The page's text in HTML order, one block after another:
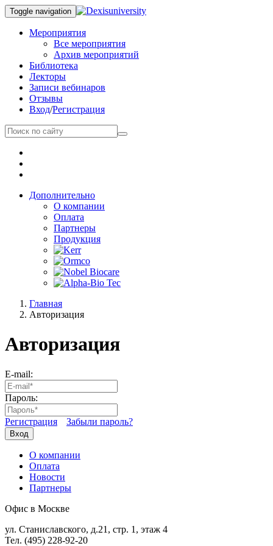
Toggle navigation
Мероприятия
Все мероприятия
Архив мероприятий
Библиотека
Лекторы
Записи вебинаров
Отзывы
Вход/Регистрация
Дополнительно
О компании
Оплата
Партнеры
Продукция
Главная
Авторизация
Авторизация
E-mail:
Пароль:
Регистрация Забыли пароль?
Вход
О компании
Оплата
Новости
Партнеры
Офис в Москве
ул. Станиславского, д.21, стр. 1, этаж 4
Тел. (495) 228-92-20